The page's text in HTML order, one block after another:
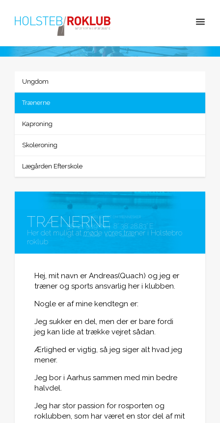
Ungdom
Trænerne
Kaproning
Skoleroning
Lægården Efterskole
TRÆNERNE
Her det muligt at møde vores træner i Holstebro
roklub
Hej, mit navn er Andreas(Quach) og jeg er
træner og sports ansvarlig her i klubben.
Nogle er af mine kendtegn er:
Jeg sukker en del, men der er bare fordi
jeg kan lide at trække vejret sådan.
Ærlighed er vigtig, så jeg siger alt hvad jeg
mener.
Jeg bor i Aarhus sammen med min bedre
halvdel.
Jeg har stor passion for rosporten og
roklubben, som har været en stor del af mit